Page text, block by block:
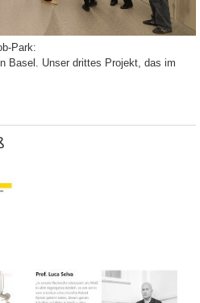
Park:
Basel. Unser drittes Projekt, das im